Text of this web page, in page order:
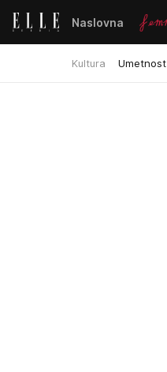
Naslovna
Kultura Umetnost